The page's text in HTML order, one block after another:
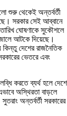
শুরু থেকেই অন্তর্বর্তী
সরকার সেই আব্বানে
তারিখ ঘোষণাকে সুকৌশলে
আটকে দিয়েছে।
কিন্তু দেশের রাজনৈতিক
ভেতরে এবং
করতে ব্যর্থ হলে দেশে
অস্থিরতা বাড়লে
অন্তর্বর্তী সরকারের